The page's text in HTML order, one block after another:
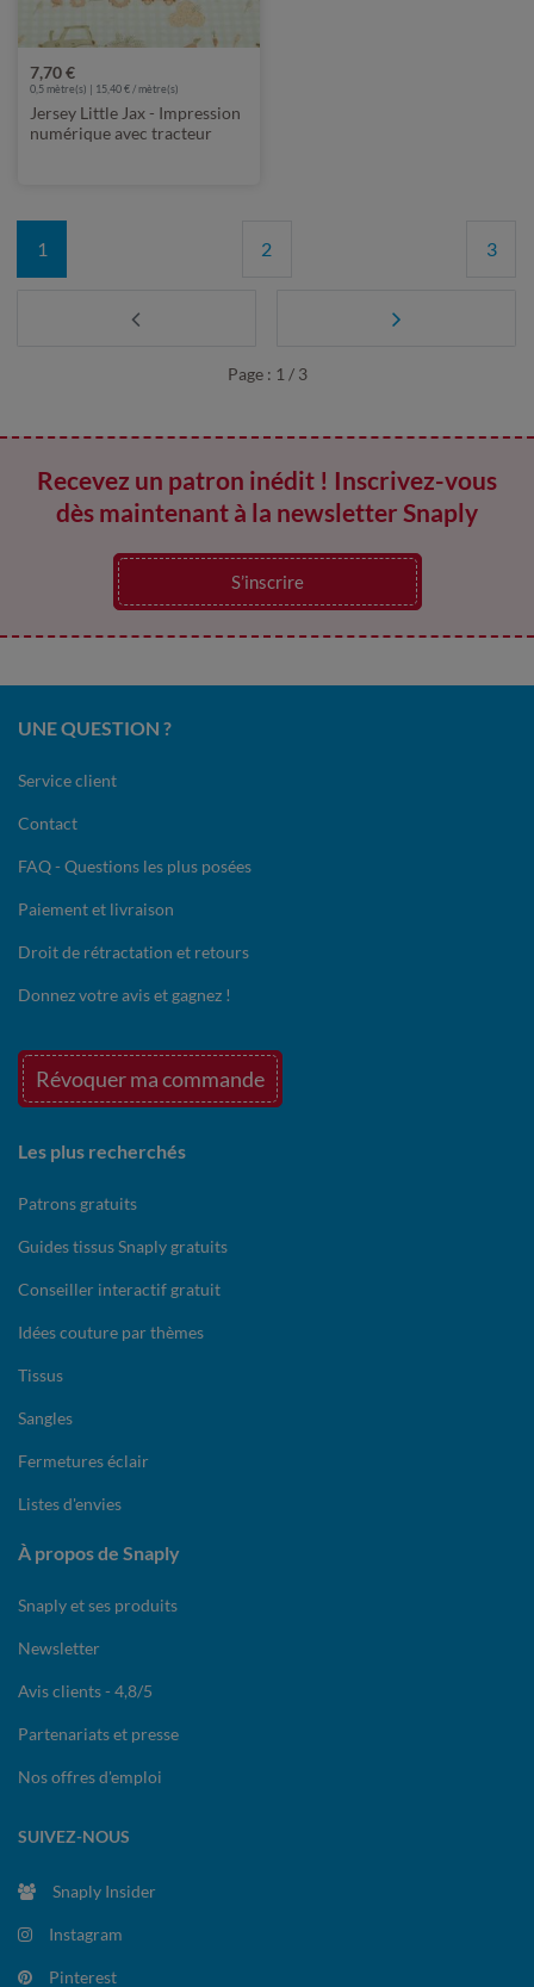
7,70 €
0,5 mètre(s) | 15,40 € / mètre(s)
Jersey Little Jax - Impression
numérique avec tracteur
1 2 3
Page : 1 / 3
Recevez un patron inédit ! Inscrivez-vous
dès maintenant à la newsletter Snaply
S’inscrire
UNE QUESTION ?
Service client
Contact
FAQ - Questions les plus posées
Paiement et livraison
Droit de rétractation et retours
Donnez votre avis et gagnez !
Révoquer ma commande
Les plus recherchés
Patrons gratuits
Guides tissus Snaply gratuits
Conseiller interactif gratuit
Idées couture par thèmes
Tissus
Sangles
Fermetures éclair
Listes d'envies
À propos de Snaply
Snaply et ses produits
Newsletter
Avis clients - 4,8/5
Partenariats et presse
Nos offres d'emploi
SUIVEZ-NOUS
Snaply Insider
Instagram
Pinterest